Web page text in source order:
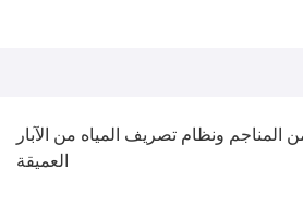
المناجم ونظام تصريف المياه من الآبار
العميقة